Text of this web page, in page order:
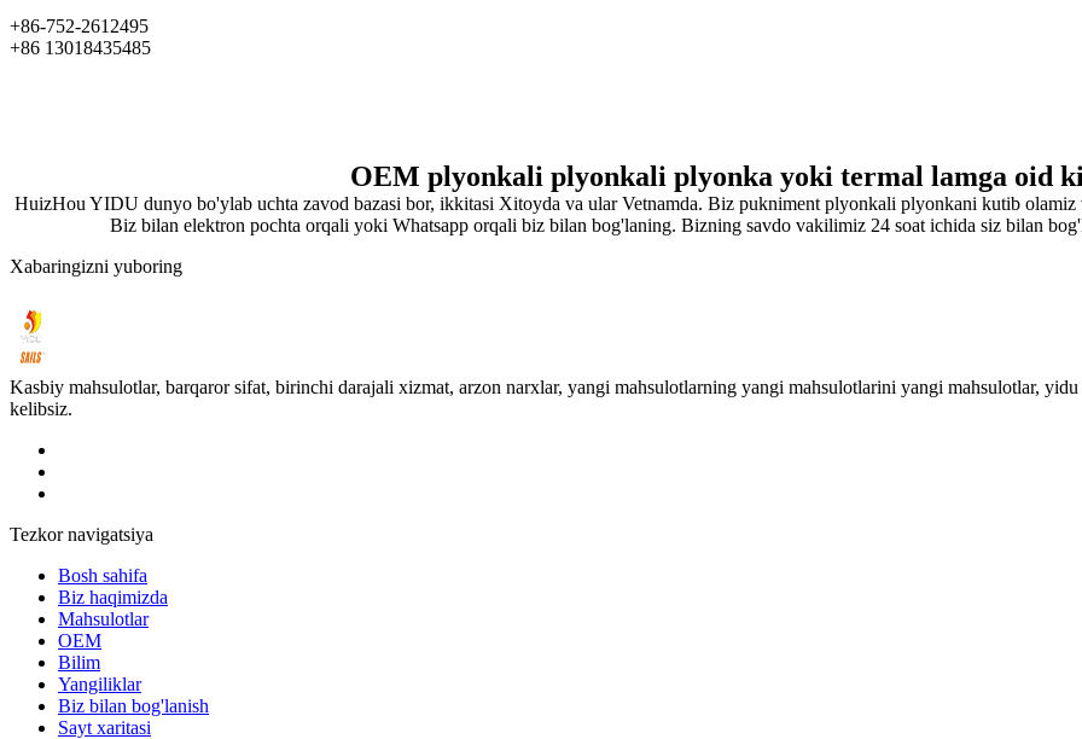
+86-752-2612495
+86 13018435485
OEM plyonkali plyonkali plyonka yoki termal lamga oid
HuizHou YIDU dunyo bo'ylab uchta zavod bazasi bor, ikkitasi Xitoyda va ular Vetnamda. Biz pukniment plyonkali plyonkani kutib
Biz bilan elektron pochta orqali yoki Whatsapp orqali biz bilan bog'laning. Bizning savdo vakilimiz 24 soat ichida siz bilan
Xabaringizni yuboring
Kasbiy mahsulotlar, barqaror sifat, birinchi darajali xizmat, arzon narxlar, yangi mahsulotlarning yangi mahsulotlarini yangi mahsulotlar,
kelibsiz.
Tezkor navigatsiya
Bosh sahifa
Biz haqimizda
Mahsulotlar
OEM
Bilim
Yangiliklar
Biz bilan bog'lanish
Sayt xaritasi